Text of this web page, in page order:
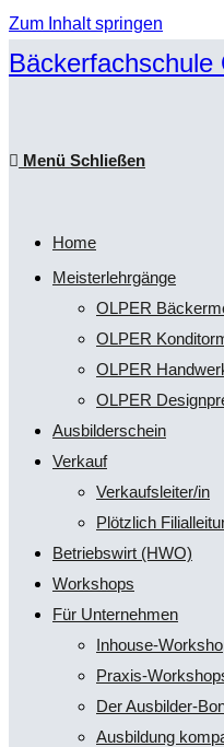
Zum Inhalt springen
Bäckerfachschule
Menü Schließen
Home
Meisterlehrgänge
OLPER
OLPER
OLPER
OLPER
Ausbilderschein
Verkauf
Verkaufsleiter/in
Plötzlich
Betriebswirt (HWO)
Workshops
Für Unternehmen
Inhouse-
Praxis-
Der Ausbilder-
Ausbildung